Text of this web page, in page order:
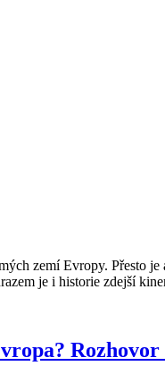
zemí Evropy. Přesto
je i historie zdejší